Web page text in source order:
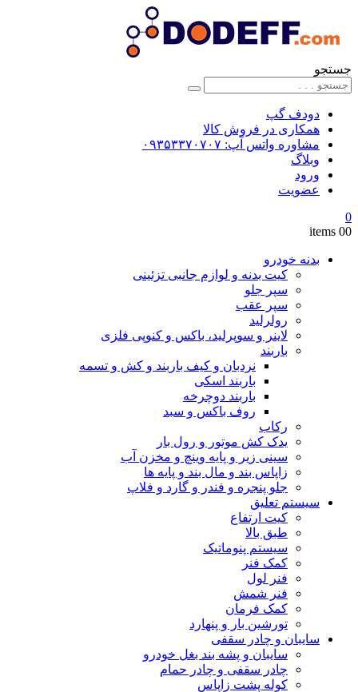
جستجو
دودف گپ
همکاری در فروش کالا
مشاوره واتس آپ: ۰۹۳۵۳۳۷۰۷۰۷
وبلاگ
ورود
عضویت
0
00 items
بدنه خودرو
کیت بدنه و لوازم جانبی تزئینی
سپر جلو
سپر عقب
رولرلید
لاینر و سوپرلید، باکس و کنوپی فلزی
باربند
نردبان و کیف باربند و کش و تسمه
باربند اسکی
باربند دوچرخه
روف باکس و سبد
رکاب
یدک کش موتور و رول بار
سینی زیر و پایه وینچ و مخزن آب
زاپاس بند و مال بند و پایه ها
جلو پنجره و فندر و گارد و فلاپ
سیستم تعلیق
کیت ارتفاع
طبق بالا
سیستم پنوماتیک
کمک فنر
فنر لول
فنر شمش
کمک فرمان
تورشین بار و پنهارد
سایبان و چادر سقفی
سایبان و پشه بند بغل خودرو
چادر سقفی و چادر حمام
کوله پشت زاپاس